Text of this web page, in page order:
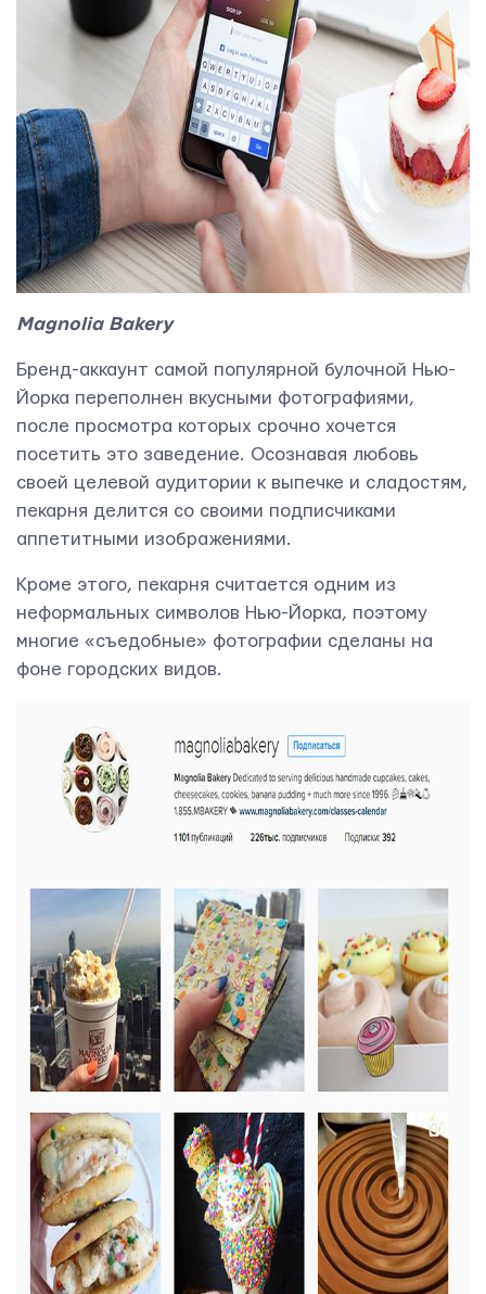
Mаgnolia Bаkery
Бренд-аккаунт самой популярной булочной Нью-
Йорка переполнен вкусными фотографиями,
после просмотра которых срочно хочется
посетить это заведение. Осознавая любовь
своей целевой аудитории к выпечке и сладостям,
пекарня делится со своими подписчиками
аппетитными изображениями.
Кроме этого, пекарня считается одним из
неформальных символов Нью-Йорка, поэтому
многие «съедобные» фотографии сделаны на
фоне городских видов.